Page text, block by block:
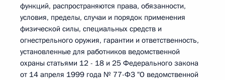
функций, распространяются права, обязанности,
условия, пределы, случаи и порядок применения
физической силы, специальных средств и
огнестрельного оружия, гарантии и ответственность,
установленные для работников ведомственной
охраны статьями 12 - 18 и 25 Федерального закона
от 14 апреля 1999 года № 77-ФЗ "О ведомственной